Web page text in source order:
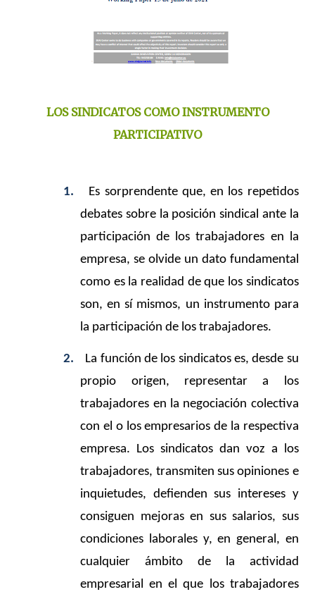
LOS SINDICATOS COMO INSTRUMENTO
PARTICIPATIVO
1.
Es sorprendente que, en los repetidos
debates sobre la posición sindical ante la
participación de los trabajadores en la
empresa, se olvide un dato fundamental
como es la realidad de que los sindicatos
son, en sí mismos, un instrumento para
la participación de los trabajadores.
2.
La función de los sindicatos es, desde su
propio origen, representar a los
trabajadores en la negociación colectiva
con el o los empresarios de la respectiva
empresa. Los sindicatos dan voz a los
trabajadores, transmiten sus opiniones e
inquietudes, defienden sus intereses y
consiguen mejoras en sus salarios, sus
condiciones laborales y, en general, en
cualquier ámbito de la actividad
empresarial en el que los trabajadores